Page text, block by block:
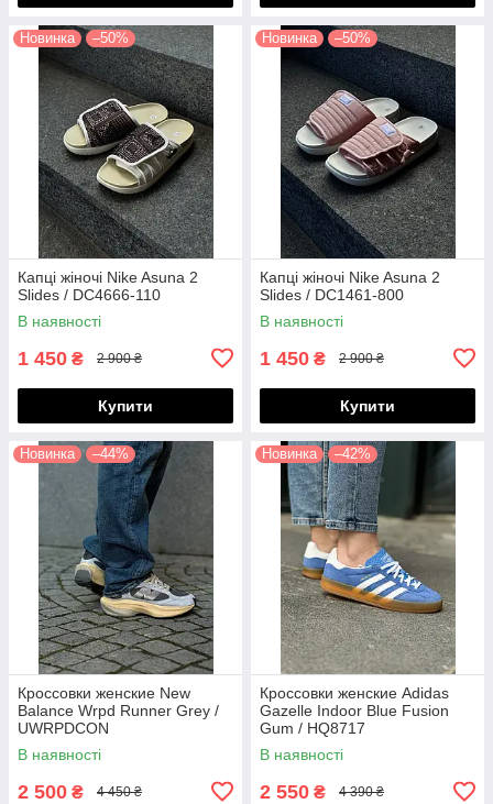
Новинка –50%
Капці жіночі Nike Asuna 2
Slides / DC4666-110
В наявності
1 450 ₴ 2 900 ₴
Купити
Новинка –50%
Капці жіночі Nike Asuna 2
Slides / DC1461-800
В наявності
1 450 ₴ 2 900 ₴
Купити
Новинка –44%
Кроссовки женские New
Balance Wrpd Runner Grey /
UWRPDCON
В наявності
2 500 ₴ 4 450 ₴
Новинка –42%
Кроссовки женские Adidas
Gazelle Indoor Blue Fusion
Gum / HQ8717
В наявності
2 550 ₴ 4 390 ₴